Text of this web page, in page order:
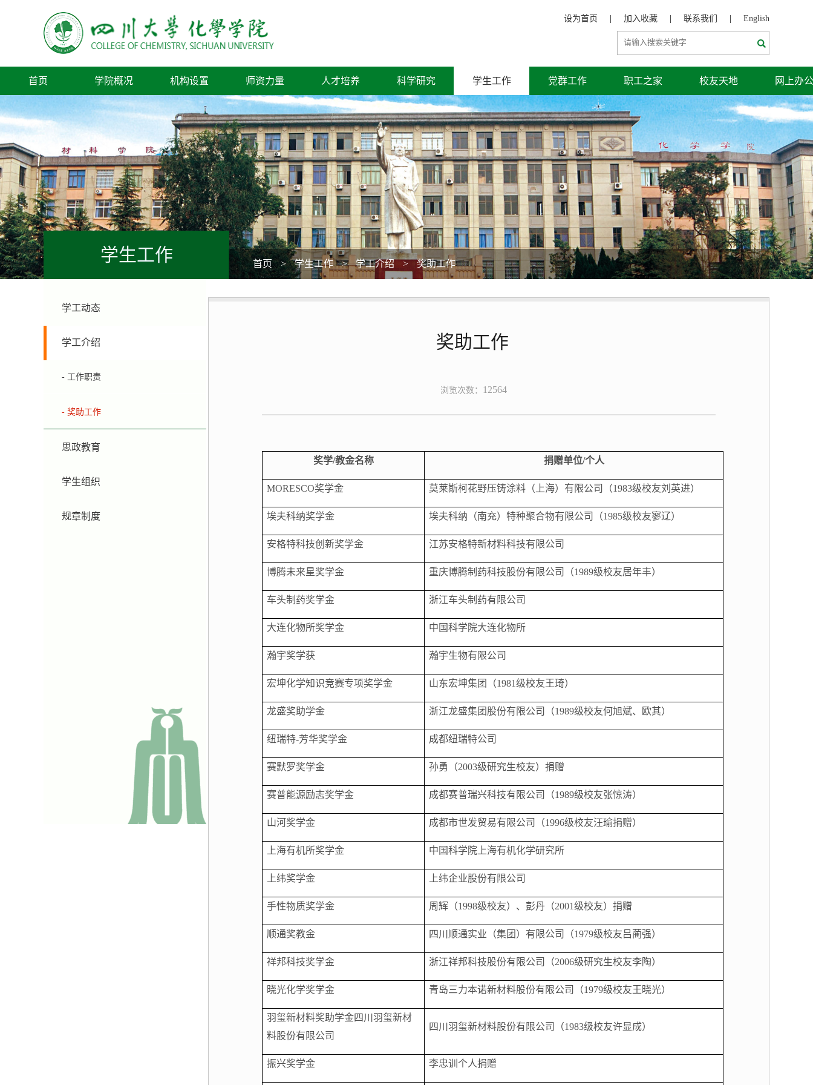
English
联系我们
加入收藏
设为首页
首页 学院概况 机构设置 师资力量 人才培养 科学研究 学生工作 党群工作 职工之家 校友天地 网上办公
学生工作 首页 > 学生工作 > 学工介绍 > 奖助工作
学工动态
学工介绍
- 工作职责
- 奖助工作
思政教育
学生组织
规章制度
奖助工作
浏览次数： 12564
奖学/教金名称 捐赠单位/个人
MORESCO奖学金 莫莱斯柯花野压铸涂料（上海）有限公司（1983级校友刘英进）
埃夫科纳奖学金 埃夫科纳（南充）特种聚合物有限公司（1985级校友寥辽）
安格特科技创新奖学金 江苏安格特新材料科技有限公司
博腾未来星奖学金 重庆博腾制药科技股份有限公司（1989级校友居年丰）
车头制药奖学金 浙江车头制药有限公司
大连化物所奖学金 中国科学院大连化物所
瀚宇奖学获 瀚宇生物有限公司
宏坤化学知识竞赛专项奖学金 山东宏坤集团（1981级校友王琦）
龙盛奖助学金 浙江龙盛集团股份有限公司（1989级校友何旭斌、欧其）
纽瑞特-芳华奖学金 成都纽瑞特公司
赛默罗奖学金 孙勇（2003级研究生校友）捐赠
赛普能源励志奖学金 成都赛普瑞兴科技有限公司（1989级校友张惊涛）
山河奖学金 成都市世发贸易有限公司（1996级校友汪瑜捐赠）
上海有机所奖学金 中国科学院上海有机化学研究所
上纬奖学金 上纬企业股份有限公司
手性物质奖学金 周辉（1998级校友）、彭丹（2001级校友）捐赠
顺通奖教金 四川顺通实业（集团）有限公司（1979级校友吕蔺强）
祥邦科技奖学金 浙江祥邦科技股份有限公司（2006级研究生校友李陶）
晓光化学奖学金 青岛三力本诺新材料股份有限公司（1979级校友王晓光）
羽玺新材料奖助学金四川羽玺新材
料股份有限公司
四川羽玺新材料股份有限公司（1983级校友许显成）
振兴奖学金 李忠训个人捐赠